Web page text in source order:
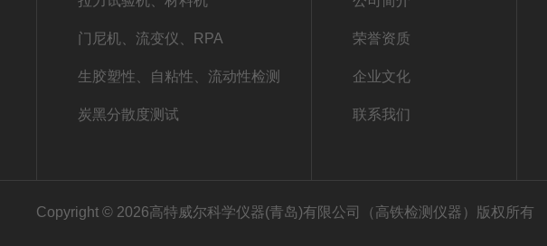
门尼机、流变仪、RPA
生胶塑性、自粘性、流动性检测
炭黑分散度测试
荣誉资质
企业文化
联系我们
Copyright © 2026高特威尔科学仪器(青岛)有限公司（高铁检测仪器）版权所有